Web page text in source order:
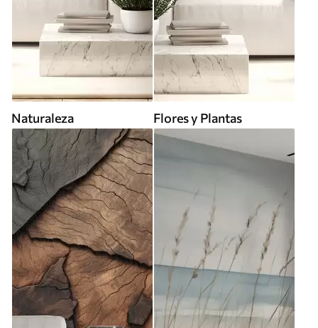
Naturaleza Flores y Plantas